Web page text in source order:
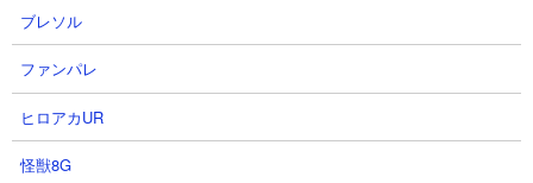
【特性】
属性に対して2秒間無敵獲得
ブレソル
ファンパレ
ヒロアカUR
怪獣8G